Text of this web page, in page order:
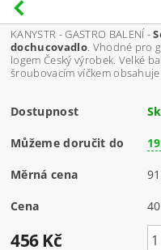
KANYSTR - GASTRO BALENÍ -
dochucovadlo. Vhodné pro
logem Český výrobek. Velké
šroubovacím víčkem
Dostupnost
Můžeme doručit do
Měrná cena
Cena
456 Kč